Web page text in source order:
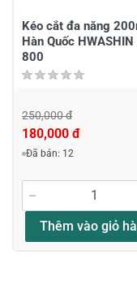
Viết nhận xét về
Đánh giá sao
Kéo cắt đa năng
Hàn Quốc HWASHIN
800
250,000 đ
180,000 đ
Đã bán: 12
Thêm vào giỏ